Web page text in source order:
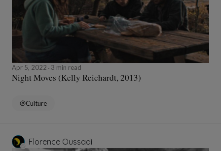
Apr 5, 2022 3 min read
Night Moves (Kelly Reichardt, 2013)
Culture
Florence Oussadi